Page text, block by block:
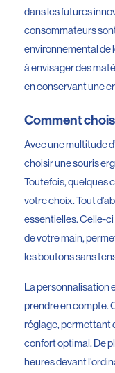
dans les futures
consommateurs
environnemental de
à envisager des
en conservant une
Comment
Avec une multitude
choisir une souris
Toutefois, quelques
votre choix. Tout
essentielles. Celle-
de votre main,
les boutons sans
La personnalisation
prendre en compte.
réglage, permettant
confort optimal. De
heures devant